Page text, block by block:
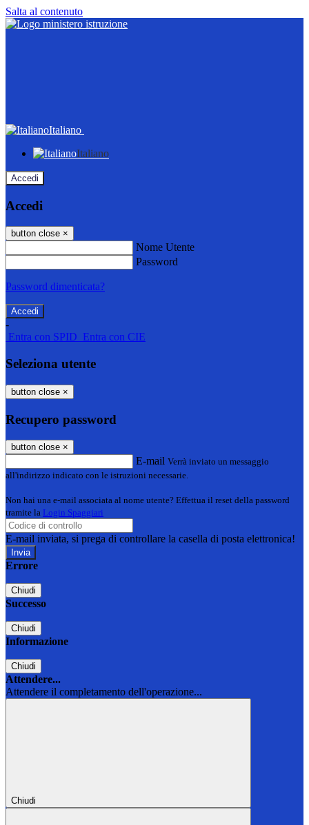
Salta al contenuto
Italiano
Italiano
Accedi
Accedi
button close ×
Nome Utente
Password
Password dimenticata?
-
Entra con SPID Entra con CIE
Seleziona utente
button close ×
Recupero password
button close ×
E-mail Verrà inviato un messaggio
all'indirizzo indicato con le istruzioni necessarie.
Non hai una e-mail associata al nome utente? Effettua il reset della password
tramite la Login Spaggiari
E-mail inviata, si prega di controllare la casella di posta elettronica!
Errore
Chiudi
Successo
Chiudi
Informazione
Chiudi
Attendere...
Attendere il completamento dell'operazione...
Chiudi